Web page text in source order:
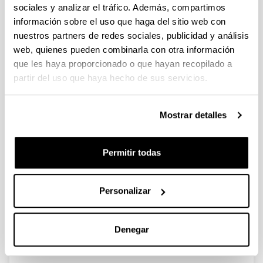
sociales y analizar el tráfico. Además, compartimos
información sobre el uso que haga del sitio web con
nuestros partners de redes sociales, publicidad y análisis
web, quienes pueden combinarla con otra información
que les haya proporcionado o que hayan recopilado a
partir del uso que haya hecho de sus servicios.
Mostrar detalles
Permitir todas
Personalizar
Denegar
Edificio Sostenible
Espacios
Investigacion
Laboratorio de Elaboración de Materiales
Multimedia del Campus de Álava